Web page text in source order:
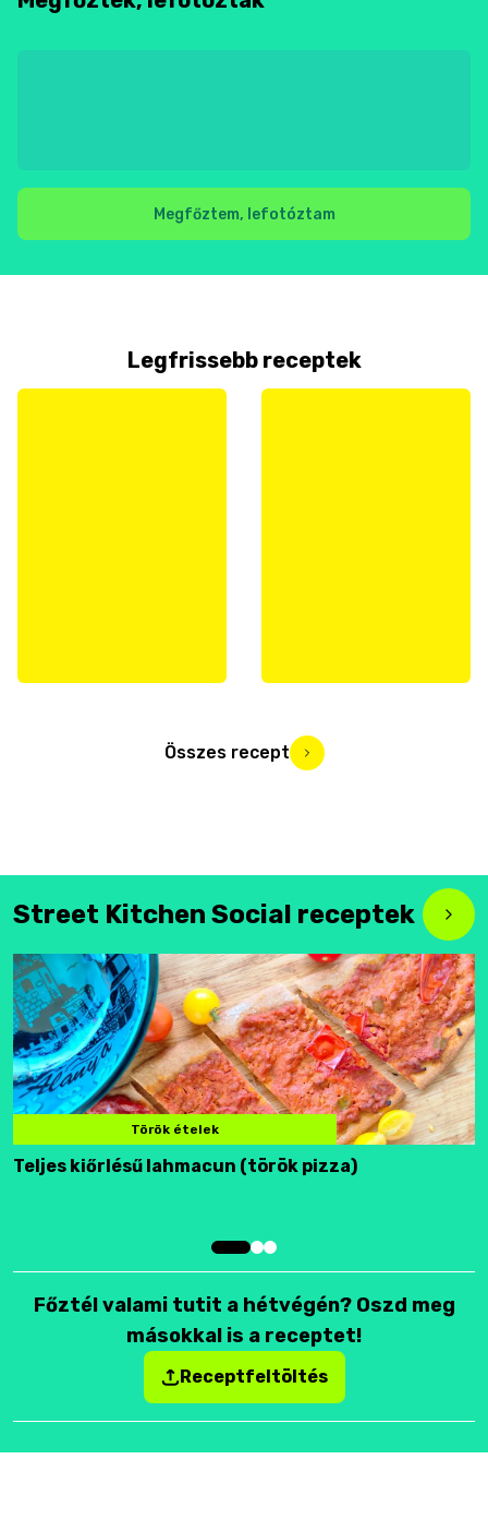
Megfőztem, lefotóztam
Legfrissebb receptek
Összes recept
Street Kitchen Social receptek
Török ételek
Teljes kiőrlésű lahmacun (török pizza)
Főztél valami tutit a hétvégén? Oszd meg
másokkal is a receptet!
Receptfeltöltés